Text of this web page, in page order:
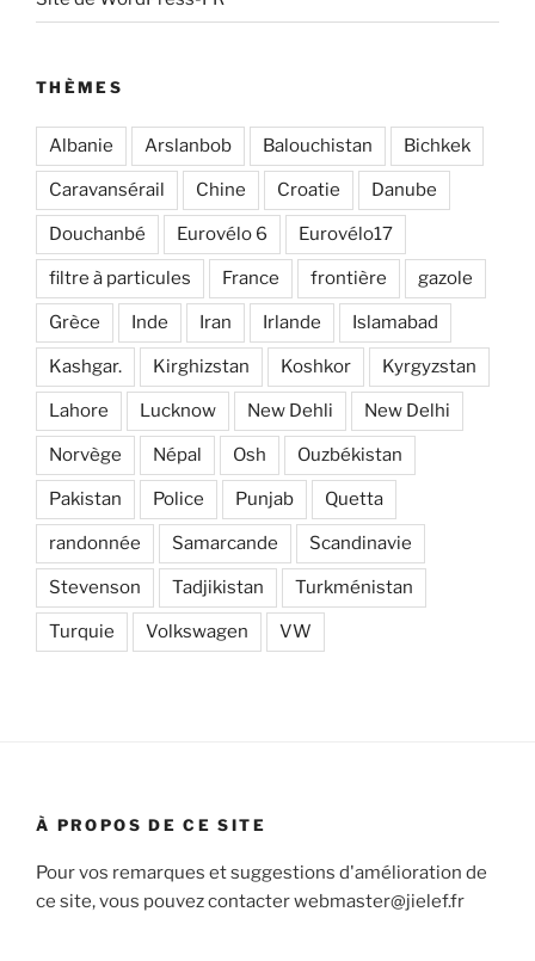
THÈMES
Albanie Arslanbob Balouchistan Bichkek
Caravansérail Chine Croatie Danube
Douchanbé Eurovélo 6 Eurovélo17
filtre à particules France frontière gazole
Grèce Inde Iran Irlande Islamabad
Kashgar. Kirghizstan Koshkor Kyrgyzstan
Lahore Lucknow New Dehli New Delhi
Norvège Népal Osh Ouzbékistan
Pakistan Police Punjab Quetta
randonnée Samarcande Scandinavie
Stevenson Tadjikistan Turkménistan
Turquie Volkswagen VW
À PROPOS DE CE SITE
Pour vos remarques et suggestions d'amélioration de
ce site, vous pouvez contacter webmaster@jielef.fr